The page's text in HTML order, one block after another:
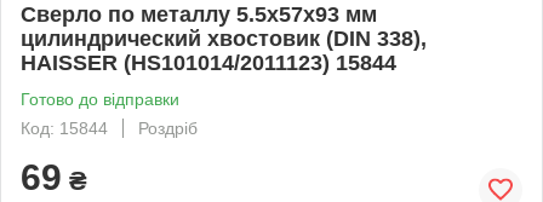
Сверло по металлу 5.5х57х93 мм
цилиндрический хвостовик (DIN 338),
HAISSER (HS101014/2011123) 15844
Готово до відправки
Код: 15844
Роздріб
69 ₴